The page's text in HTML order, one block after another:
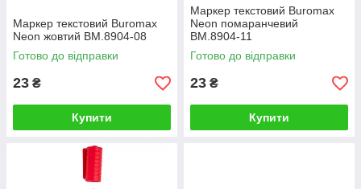
Маркер текстовий Buromax
Neon жовтий BM.8904-08
Готово до відправки
23 ₴
Купити
Маркер текстовий Buromax
Neon помаранчевий
BM.8904-11
Готово до відправки
23 ₴
Купити